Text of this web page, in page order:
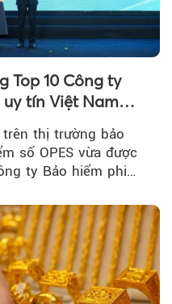
Top 10 Công ty
tín Việt Nam
thị trường bảo
số OPES vừa được
ty Bảo hiểm phi